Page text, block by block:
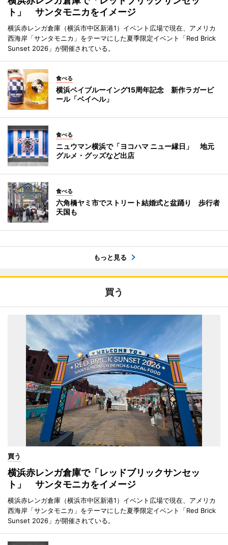
ト」 サンタモニカをイメージ
横浜赤レンガ倉庫（横浜市中区新港1）イベント広場で現在、アメリカ
西海岸「サンタモニカ」をテーマにした夏季限定イベント「Red Brick
Sunset 2026」が開催されている。
食べる
横浜ベイブルーイング15周年記念 新作ラガービ
ール「ベイヘル」
食べる
ニュウマン横浜で「ヨコハマ ニュー縁日」 地元
グルメ・グッズなど出店
食べる
六角橋ヤミ市でストリート結婚式と盆踊り 歩行者
天国も
もっと見る
買う
買う
横浜赤レンガ倉庫で「レッドブリックサンセッ
ト」 サンタモニカをイメージ
横浜赤レンガ倉庫（横浜市中区新港1）イベント広場で現在、アメリカ
西海岸「サンタモニカ」をテーマにした夏季限定イベント「Red Brick
Sunset 2026」が開催されている。